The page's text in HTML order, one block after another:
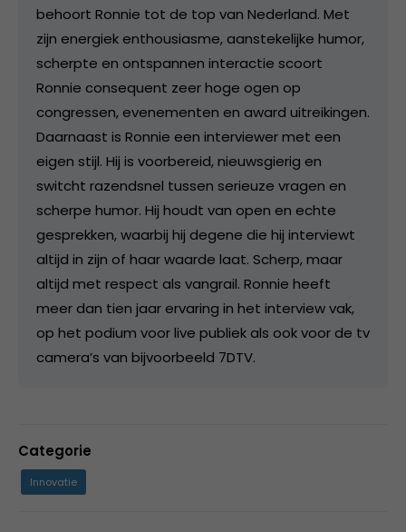
behoort Ronnie tot de top van Nederland. Met
zijn energiek enthousiasme, aanstekelijke humor,
scherpte en ontspannen interactie scoort
Ronnie consequent zeer hoge ogen op
congressen, evenementen en award uitreikingen.
Daarnaast is Ronnie een interviewer met een
eigen stijl. Hij is voorbereid, nieuwsgierig en
switcht razendsnel tussen serieuze vragen en
scherpe humor. Hij houdt van open en echte
gesprekken, waarbij hij degene die hij interviewt
altijd in zijn of haar waarde laat. Scherp, maar
altijd met respect als vangrail. Ronnie heeft
meer dan tien jaar ervaring in het interview vak,
op het podium voor live publiek als ook voor de tv
camera’s van bijvoorbeeld 7DTV.
Categorie
Innovatie